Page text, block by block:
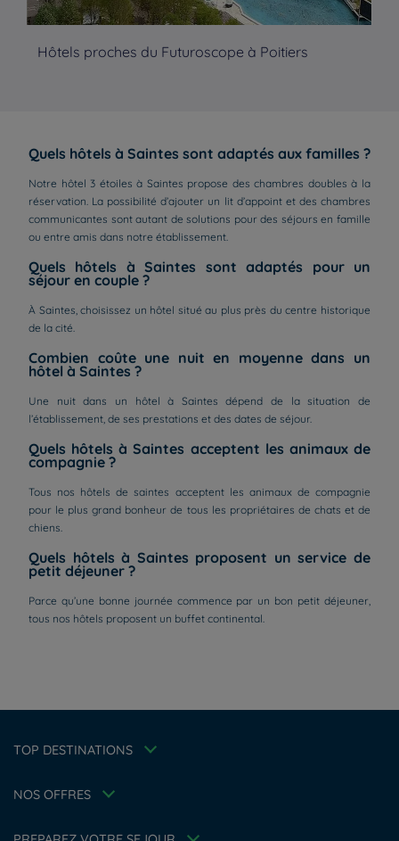
Hôtels proches du Futuroscope à Poitiers
Quels hôtels à Saintes sont adaptés aux familles ?
Notre hôtel 3 étoiles à Saintes propose des chambres doubles à la
réservation. La possibilité d’ajouter un lit d’appoint et des chambres
communicantes sont autant de solutions pour des séjours en famille
ou entre amis dans notre établissement.
Quels hôtels à Saintes sont adaptés pour un
séjour en couple ?
À Saintes, choisissez un hôtel situé au plus près du centre historique
de la cité.
Combien coûte une nuit en moyenne dans un
hôtel à Saintes ?
Une nuit dans un hôtel à Saintes dépend de la situation de
l’établissement, de ses prestations et des dates de séjour.
Quels hôtels à Saintes acceptent les animaux de
compagnie ?
Tous nos hôtels de saintes acceptent les animaux de compagnie
pour le plus grand bonheur de tous les propriétaires de chats et de
chiens.
Quels hôtels à Saintes proposent un service de
petit déjeuner ?
Parce qu’une bonne journée commence par un bon petit déjeuner,
tous nos hôtels proposent un buffet continental.
TOP DESTINATIONS
Hôtels à Paris
Hôtels à Nantes
NOS OFFRES
Famille
Conditions générales de vente